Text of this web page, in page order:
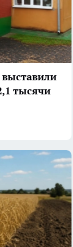
выставили
тысячи